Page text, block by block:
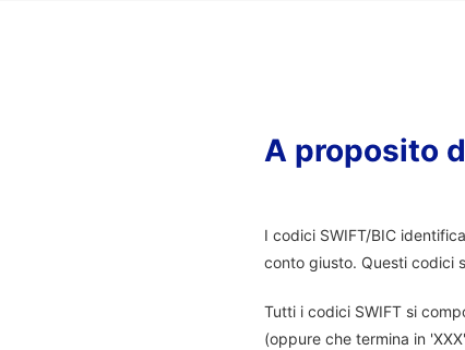
A proposito
I codici SWIFT/BIC
conto giusto. Questi codici
Tutti i codici SWIFT si
(oppure che termina in